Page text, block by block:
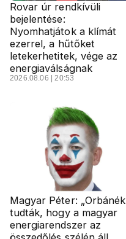
Rovar úr rendkívüli
bejelentése:
Nyomhatjátok a klímát
ezerrel, a hűtőket
letekerhetitek, vége az
energiaválságnak
2026.08.06 | 20:53
Magyar Péter: „Orbánék
tudták, hogy a magyar
energiarendszer az